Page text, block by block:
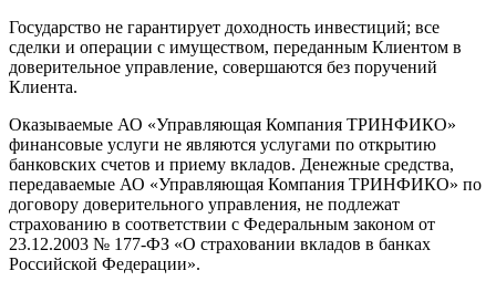
Государство не гарантирует доходность инвестиций; все
сделки и операции с имуществом, переданным Клиентом в
доверительное управление, совершаются без поручений
Клиента.
Оказываемые АО «Управляющая Компания ТРИНФИКО»
финансовые услуги не являются услугами по открытию
банковских счетов и приему вкладов. Денежные средства,
передаваемые АО «Управляющая Компания ТРИНФИКО» по
договору доверительного управления, не подлежат
страхованию в соответствии с Федеральным законом от
23.12.2003 № 177-ФЗ «О страховании вкладов в банках
Российской Федерации».